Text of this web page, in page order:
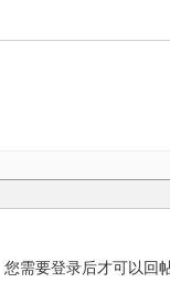
您需要登录后才可以回